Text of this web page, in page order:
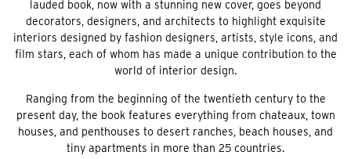
lauded book, now with a stunning new cover, goes beyond
decorators, designers, and architects to highlight exquisite
interiors designed by fashion designers, artists, style icons, and
film stars, each of whom has made a unique contribution to the
world of interior design.
Ranging from the beginning of the twentieth century to the
present day, the book features everything from chateaux, town
houses, and penthouses to desert ranches, beach houses, and
tiny apartments in more than 25 countries.